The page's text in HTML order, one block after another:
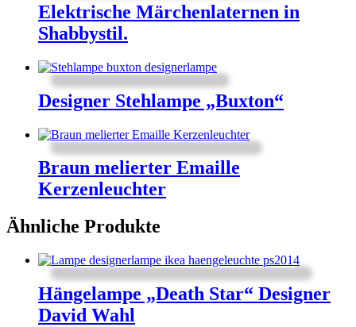
Elektrische Märchenlaternen in
Shabbystil.
Designer Stehlampe „Buxton“
Braun melierter Emaille
Kerzenleuchter
Ähnliche Produkte
Hängelampe „Death Star“ Designer
David Wahl